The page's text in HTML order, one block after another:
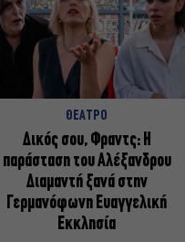
ΘΕΑΤΡΟ
Δικός σου, Φραντς: Η
παράσταση του Αλέξανδρου
Διαμαντή ξανά στην
Γερμανόφωνη Ευαγγελική
Εκκλησία